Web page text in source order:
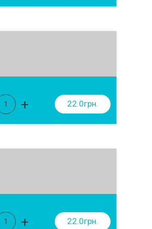
22.0грн.
+
22.0грн.
+